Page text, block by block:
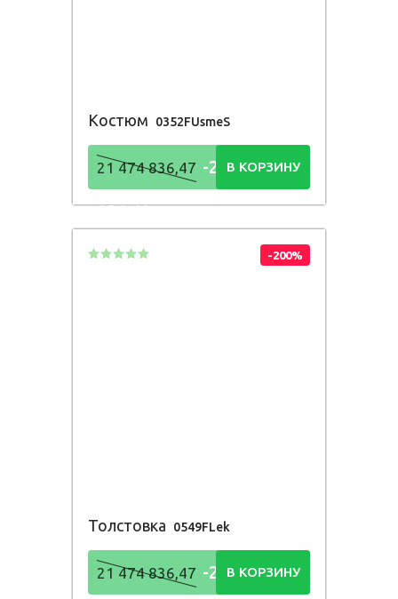
Костюм 0352FUsmeS
21 474 836,47 -21 474
836,48Р
В КОРЗИНУ
-200%
Толстовка 0549FLek
21 474 836,47 -21 474
В КОРЗИНУ